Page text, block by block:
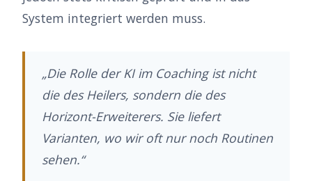
System integriert werden muss.
„Die Rolle der KI im Coaching ist nicht
die des Heilers, sondern die des
Horizont-Erweiterers. Sie liefert
Varianten, wo wir oft nur noch Routinen
sehen.“